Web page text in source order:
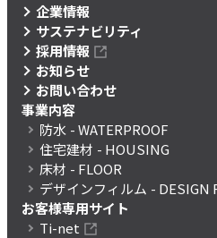
企業情報
サステナビリティ
採用情報
お知らせ
お問い合わせ
事業内容
防水 - WATERPROOF
住宅建材 - HOUSING
床材 - FLOOR
デザインフィルム - DESIGN
お客様専用サイト
Ti-net